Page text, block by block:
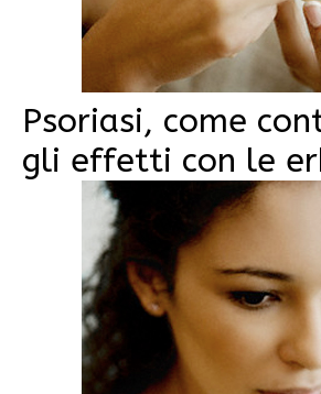
Psoriasi, come
gli effetti con le